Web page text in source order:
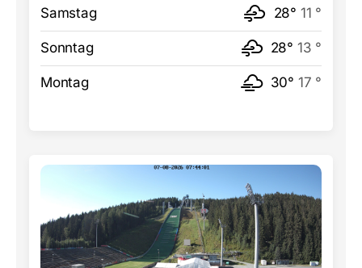
Samstag 28° 11 °
Sonntag 28° 13 °
Montag 30° 17 °